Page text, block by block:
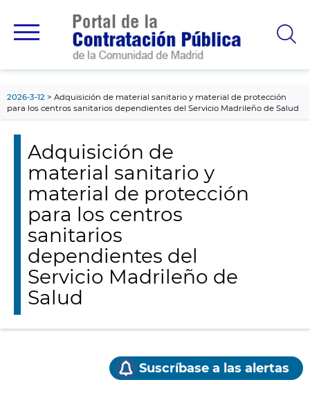
principal
2026-3-12
Adquisición de material sanitario y material de protección
para los centros sanitarios dependientes del Servicio Madrileño de Salud
Adquisición de
material sanitario y
material de protección
para los centros
sanitarios
dependientes del
Servicio Madrileño de
Salud
Suscríbase a las alertas